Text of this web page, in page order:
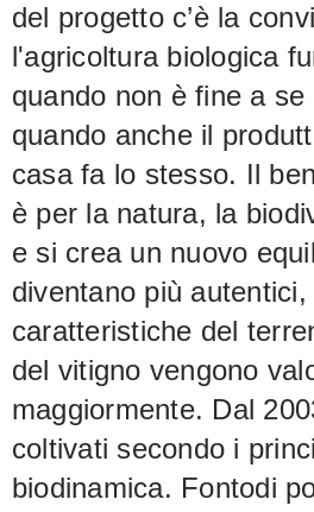
del progetto c’è la
l'agricoltura biologica
quando non è fine a
quando anche il
casa fa lo stesso. Il
è per la natura, la
e si crea un nuovo
diventano più autentici,
caratteristiche del
del vitigno vengono
maggiormente. Dal
coltivati secondo i
biodinamica. Fontodi